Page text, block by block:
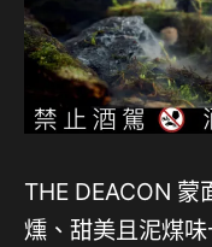
THE DEACON 蒙
燻、甜美且泥煤